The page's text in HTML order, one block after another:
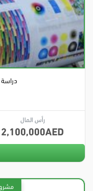
رأس المال
2,100,000